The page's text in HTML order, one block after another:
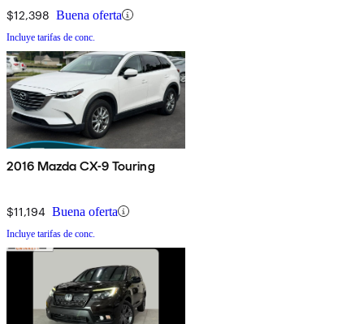
$12,398 Buena oferta
Incluye tarifas de conc.
2016 Mazda CX-9 Touring
$11,194 Buena oferta
Incluye tarifas de conc.